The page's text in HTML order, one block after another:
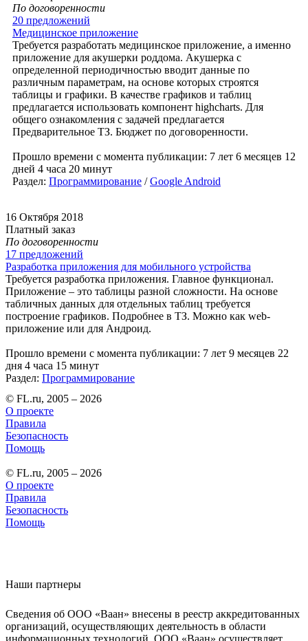
По договоренности
20 предложений
Медицинское приложение
Требуется разработать медицинское приложение, а именно
приложение для акушерки роддома. Акушерка с
определенной периодичностью вводит данные по
различным параметрам, на основе которых строятся
таблицы и графики. В качестве графиков и таблиц
предлагается использовать компонент highcharts. Для
общего ознакомления с задачей предлагается
Предварительное ТЗ. Бюджет по договоренности.
Прошло времени с момента публикации: 7 лет 6 месяцев 12
дней 4 часа 20 минут
Раздел: Программирование /Google Android
16 Октября 2018
Платный заказ
По договоренности
17 предложений
Разработка приложения для мобильного устройства
Требуется разработка приложения. Главное функционал.
Приложение – это таблицы разной сложности. На основе
табличных данных для отдельных таблиц требуется
построение графиков. Подробнее в ТЗ. Можно как web-
приложение или для Андроид.
Прошло времени с момента публикации: 7 лет 9 месяцев 22
дня 4 часа 15 минут
Раздел: Программирование
© FL.ru, 2005 – 2026
О проекте
Правила
Безопасность
Помощь
© FL.ru, 2005 – 2026
О проекте
Правила
Безопасность
Помощь
Наши партнеры
Сведения об ООО «Ваан» внесены в реестр аккредитованных
организаций, осуществляющих деятельность в области
информационных технологий. ООО «Ваан» осуществляет